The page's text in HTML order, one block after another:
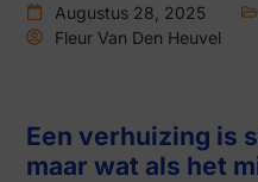
Augustus 28, 2025
Fleur Van Den Heuvel
Een verhuizing is
maar wat als het